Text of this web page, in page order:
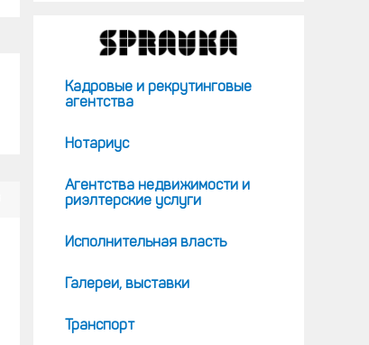
Кадровые и рекрутинговые
агентства
Нотариус
Агентства недвижимости и
риэлтерские услуги
Исполнительная власть
Галереи, выставки
Транспорт